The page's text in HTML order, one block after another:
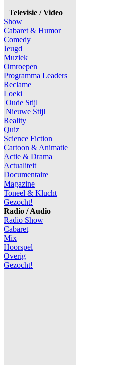
Televisie / Video
Show
Cabaret & Humor
Comedy
Jeugd
Muziek
Omroepen
Programma Leaders
Reclame
Loeki
Oude Stijl
Nieuwe Stijl
Reality
Quiz
Science Fiction
Cartoon & Animatie
Actie & Drama
Actualiteit
Documentaire
Magazine
Toneel & Klucht
Gezocht!
Radio / Audio
Radio Show
Cabaret
Mix
Hoorspel
Overig
Gezocht!